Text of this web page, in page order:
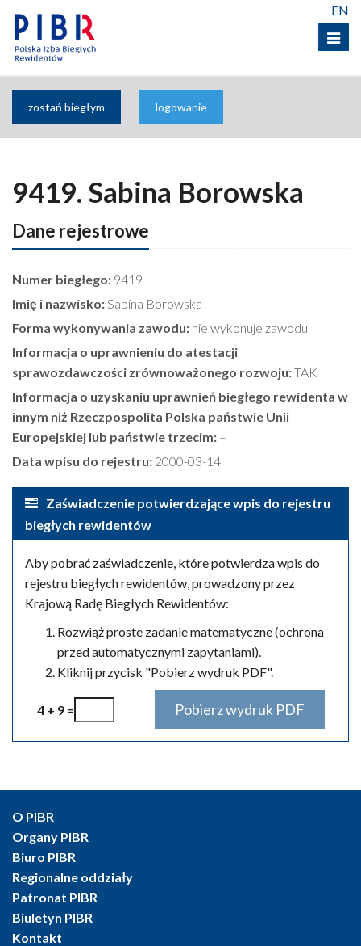
Menu
EN
zostań biegłym logowanie
9419. Sabina Borowska
Dane rejestrowe
Numer biegłego: 9419
Imię i nazwisko:Sabina Borowska
Forma wykonywania zawodu: nie wykonuje zawodu
Informacja o uprawnieniu do atestacji
sprawozdawczości zrównoważonego rozwoju:TAK
Informacja o uzyskaniu uprawnień biegłego rewidenta w
innym niż Rzeczpospolita Polska państwie Unii
Europejskiej lub państwie trzecim: –
Data wpisu do rejestru: 2000-03-14
Zaświadczenie potwierdzające wpis do rejestru
biegłych rewidentów
Aby pobrać zaświadczenie, które potwierdza wpis do
rejestru biegłych rewidentów, prowadzony przez
Krajową Radę Biegłych Rewidentów:
Rozwiąż proste zadanie matematyczne (ochrona
przed automatycznymi zapytaniami).
Kliknij przycisk "Pobierz wydruk PDF".
4 + 9 =
O PIBR
Organy PIBR
Biuro PIBR
Regionalne oddziały
Patronat PIBR
Biuletyn PIBR
Kontakt